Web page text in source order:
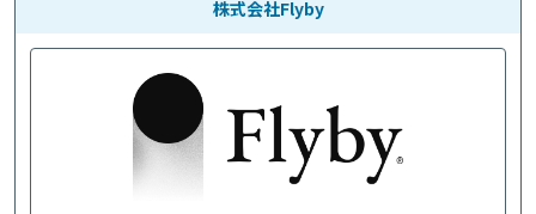
株式会社Flyby